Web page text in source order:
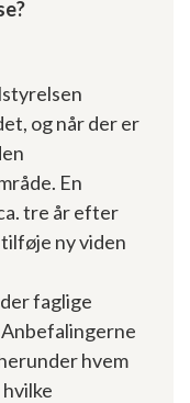
og når der er
En
tre år efter
ny viden
faglige
hvem